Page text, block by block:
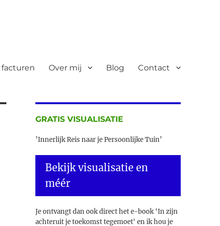
facturen Over mij Blog Contact
GRATIS VISUALISATIE
’Innerlijk Reis naar je Persoonlijke Tuin’
Bekijk visualisatie en
méér
Je ontvangt dan ook direct het e-book 'In zijn
achteruit je toekomst tegemoet' en ik hou je